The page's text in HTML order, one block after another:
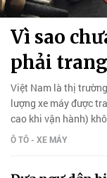
Vì sao
phải
Việt Nam là thị
lượng xe máy được
cao khi vận hành)
Ô TÔ - XE MÁY